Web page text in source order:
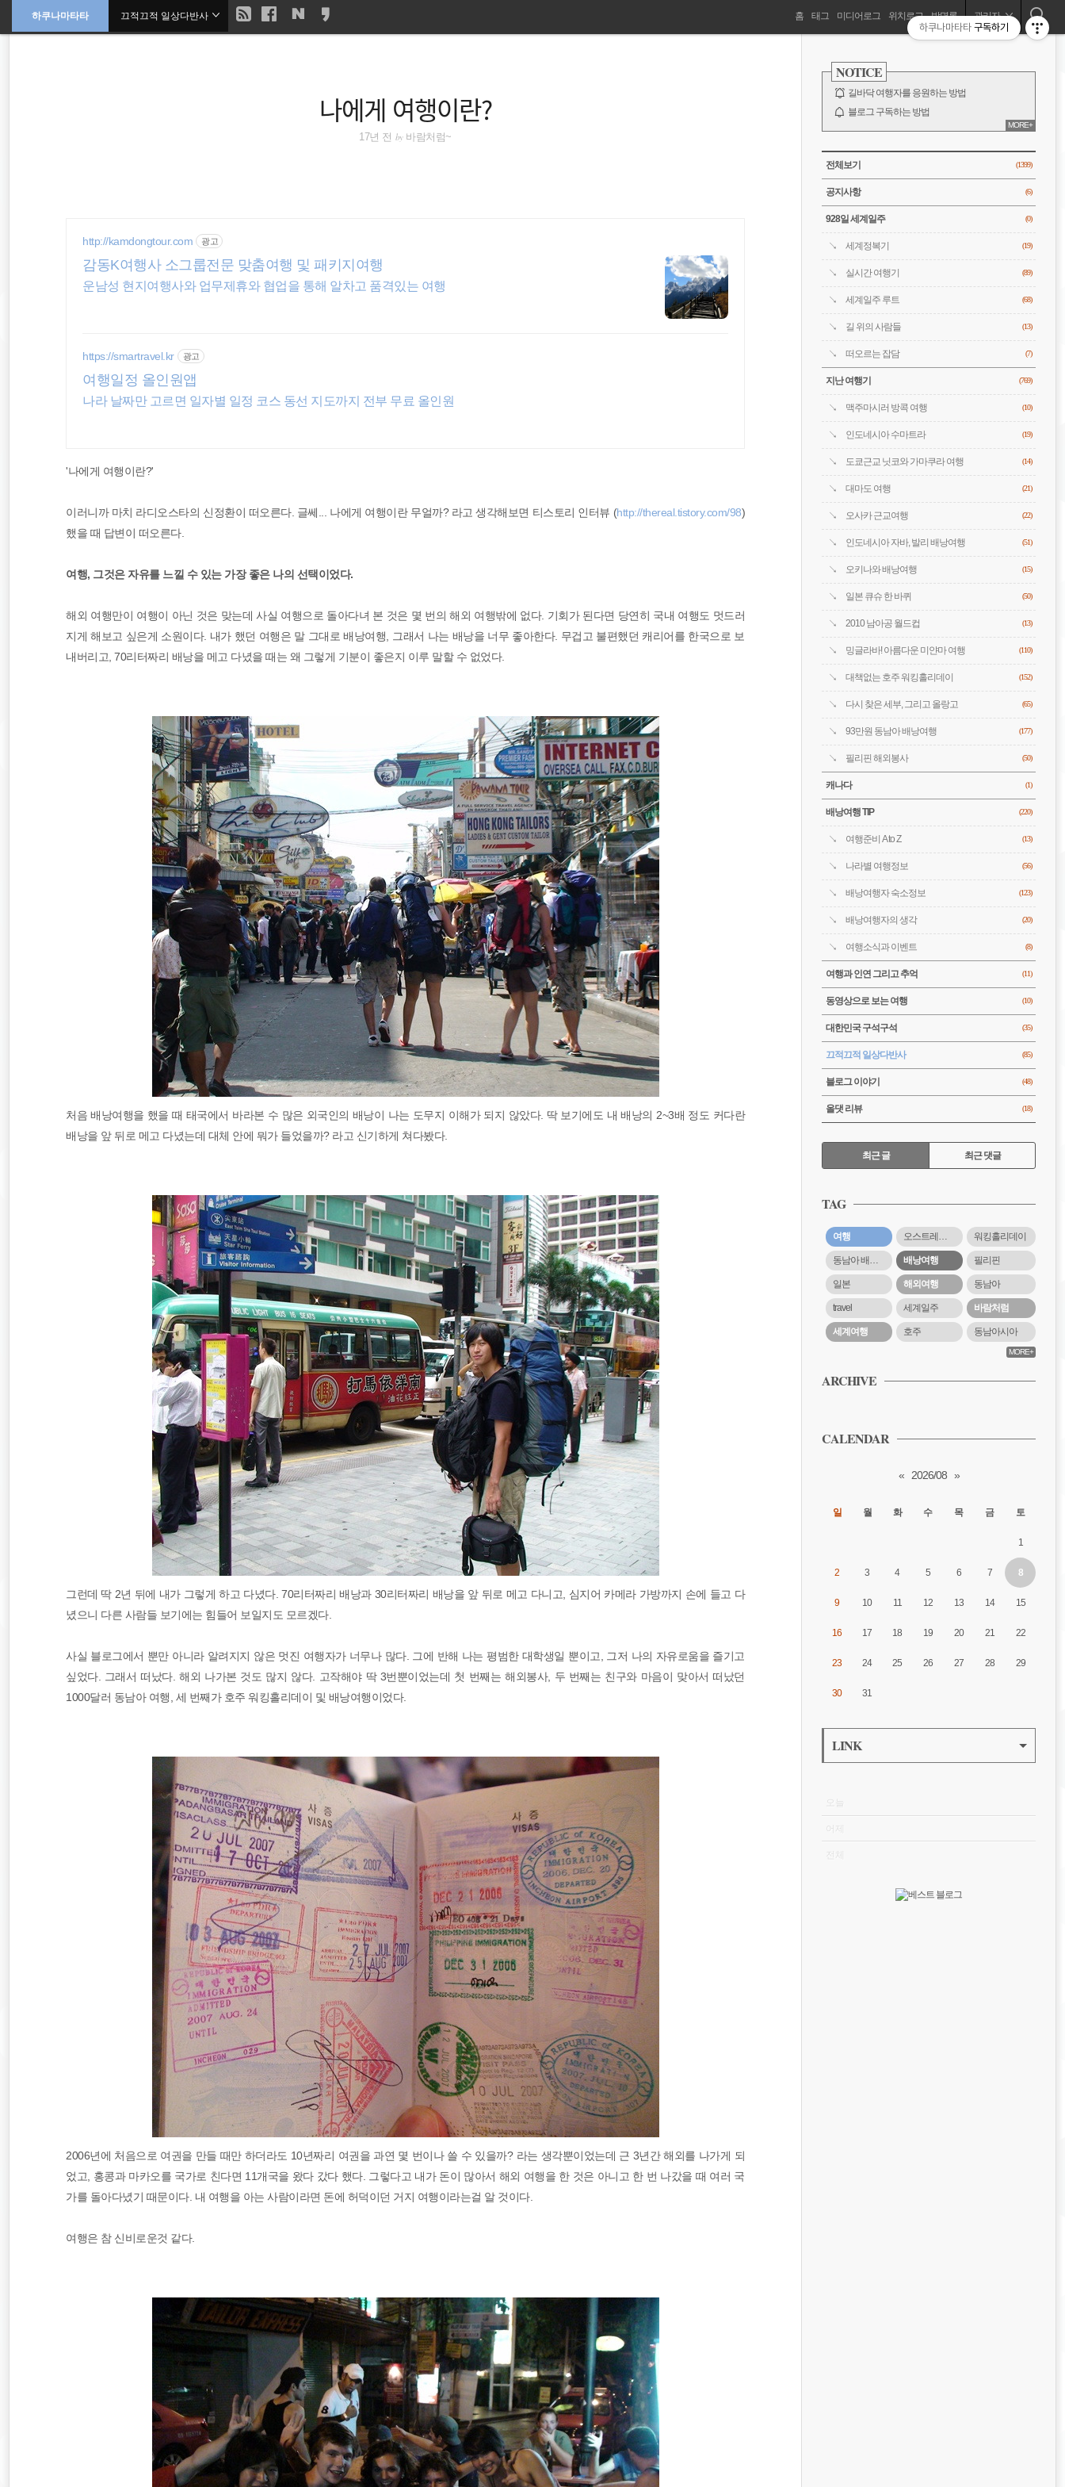
문
하쿠나마타타 현
끄적끄적 일상다반사 홈 태그 미디어로그 위치로그 방명록 관리자
나에게 여행이란?
17년 전 by바람처럼~
http://kamdongtour.com 광고
감동K여행사 소그룹전문 맞춤여행 및 패키지여행
운남성 현지여행사와 업무제휴와 협업을 통해 알차고 품격있는 여행
https://smartravel.kr 광고
여행일정 올인원앱
나라 날짜만 고르면 일자별 일정 코스 동선 지도까지 전부 무료 올인원
'나에게 여행이란?'
이러니까 마치 라디오스타의 신정환이 떠오른다. 글쎄... 나에게 여행이란 무얼까? 라고 생각해보면 티스토리 인터뷰 (http://thereal.tistory.com/98)
했을 때 답변이 떠오른다.
여행, 그것은 자유를 느낄 수 있는 가장 좋은 나의 선택이었다.
해외 여행만이 여행이 아닌 것은 맞는데 사실 여행으로 돌아다녀 본 것은 몇 번의 해외 여행밖에 없다. 기회가 된다면 당연히 국내 여행도 멋드러
지게 해보고 싶은게 소원이다. 내가 했던 여행은 말 그대로 배낭여행, 그래서 나는 배낭을 너무 좋아한다. 무겁고 불편했던 캐리어를 한국으로 보
내버리고, 70리터짜리 배낭을 메고 다녔을 때는 왜 그렇게 기분이 좋은지 이루 말할 수 없었다.
처음 배낭여행을 했을 때 태국에서 바라본 수 많은 외국인의 배낭이 나는 도무지 이해가 되지 않았다. 딱 보기에도 내 배낭의 2~3배 정도 커다란
배낭을 앞 뒤로 메고 다녔는데 대체 안에 뭐가 들었을까? 라고 신기하게 쳐다봤다.
그런데 딱 2년 뒤에 내가 그렇게 하고 다녔다. 70리터짜리 배낭과 30리터짜리 배낭을 앞 뒤로 메고 다니고, 심지어 카메라 가방까지 손에 들고 다
녔으니 다른 사람들 보기에는 힘들어 보일지도 모르겠다.
사실 블로그에서 뿐만 아니라 알려지지 않은 멋진 여행자가 너무나 많다. 그에 반해 나는 평범한 대학생일 뿐이고, 그저 나의 자유로움을 즐기고
싶었다. 그래서 떠났다. 해외 나가본 것도 많지 않다. 고작해야 딱 3번뿐이었는데 첫 번째는 해외봉사, 두 번째는 친구와 마음이 맞아서 떠났던
1000달러 동남아 여행, 세 번째가 호주 워킹홀리데이 및 배낭여행이었다.
2006년에 처음으로 여권을 만들 때만 하더라도 10년짜리 여권을 과연 몇 번이나 쓸 수 있을까? 라는 생각뿐이었는데 근 3년간 해외를 나가게 되
었고, 홍콩과 마카오를 국가로 친다면 11개국을 왔다 갔다 했다. 그렇다고 내가 돈이 많아서 해외 여행을 한 것은 아니고 한 번 나갔을 때 여러 국
가를 돌아다녔기 때문이다. 내 여행을 아는 사람이라면 돈에 허덕이던 거지 여행이라는걸 알 것이다.
여행은 참 신비로운것 같다.
NOTICE
길바닥 여행자를 응원하는 방법
블로그 구독하는 방법
바람처럼은 누구?
전체 보기
MORE+
CATEGORY
전체보기 (1399)
공지사항 (6)
928일 세계일주 (0)
세계정복기 (19)
실시간 여행기 (89)
세계일주 루트 (68)
길 위의 사람들 (13)
떠오르는 잡담 (7)
지난 여행기 (769)
맥주마시러 방콕 여행 (10)
인도네시아 수마트라 (19)
도쿄근교 닛코와 가마쿠라 여행 (14)
대마도 여행 (21)
오사카 근교여행 (22)
인도네시아 자바, 발리 배낭여행 (51)
오키나와 배낭여행 (15)
일본 큐슈 한 바퀴 (50)
2010 남아공 월드컵 (13)
밍글라바! 아름다운 미얀마 여행 (110)
대책없는 호주 워킹홀리데이 (152)
다시 찾은 세부, 그리고 올랑고 (65)
93만원 동남아 배낭여행 (177)
필리핀 해외봉사 (50)
캐나다 (1)
배낭여행 TIP (220)
여행준비 A to Z (13)
나라별 여행정보 (56)
배낭여행자 숙소정보 (123)
배낭여행자의 생각 (20)
여행소식과 이벤트 (8)
여행과 인연 그리고 추억 (11)
동영상으로 보는 여행 (10)
대한민국 구석구석 (35)
끄적끄적 일상다반사 (85)
블로그 이야기 (48)
올댓 리뷰 (18)
RECENTLY
최근 글 최근 댓글
근
글
TAG
여행 오스트레일리아 워킹홀리데이
동남아 배낭여행 배낭여행 필리핀
일본 해외여행 동남아
travel 세계일주 바람처럼
세계여행 호주 동남아시아
MORE+
ARCHIVE
CALENDAR
« 2026/08 »
일 월 화 수 목 금 토
1
2 3 4 5 6 7 8
9 10 11 12 13 14 15
16 17 18 19 20 21 22
23 24 25 26 27 28 29
30 31
LINK
오늘
어제
전체
검
워킹홀리데이
동남아 배낭여행
필리핀
하쿠나마타타 구독하기